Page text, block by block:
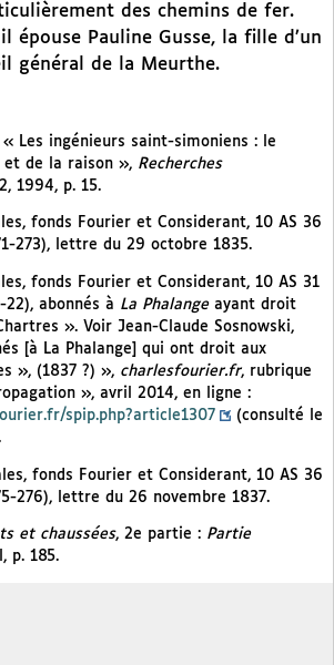
des chemins de fer.
il épouse Pauline Gusse, la fille d’un
général de la Meurthe.
« Les ingénieurs saint-simoniens : le
et de la raison », Recherches
1994, p. 15.
fonds Fourier et Considerant, 10 AS 36
273), lettre du 29 octobre 1835.
fonds Fourier et Considerant, 10 AS 31
abonnés à La Phalange ayant droit
». Voir Jean-Claude Sosnowski,
[à La Phalange] qui ont droit aux
», (1837 ?) », charlesfourier.fr, rubrique
», avril 2014, en ligne :
spip.php?article1307
(consulté le
fonds Fourier et Considerant, 10 AS 36
276), lettre du 26 novembre 1837.
et chaussées, 2e partie : Partie
p. 185.